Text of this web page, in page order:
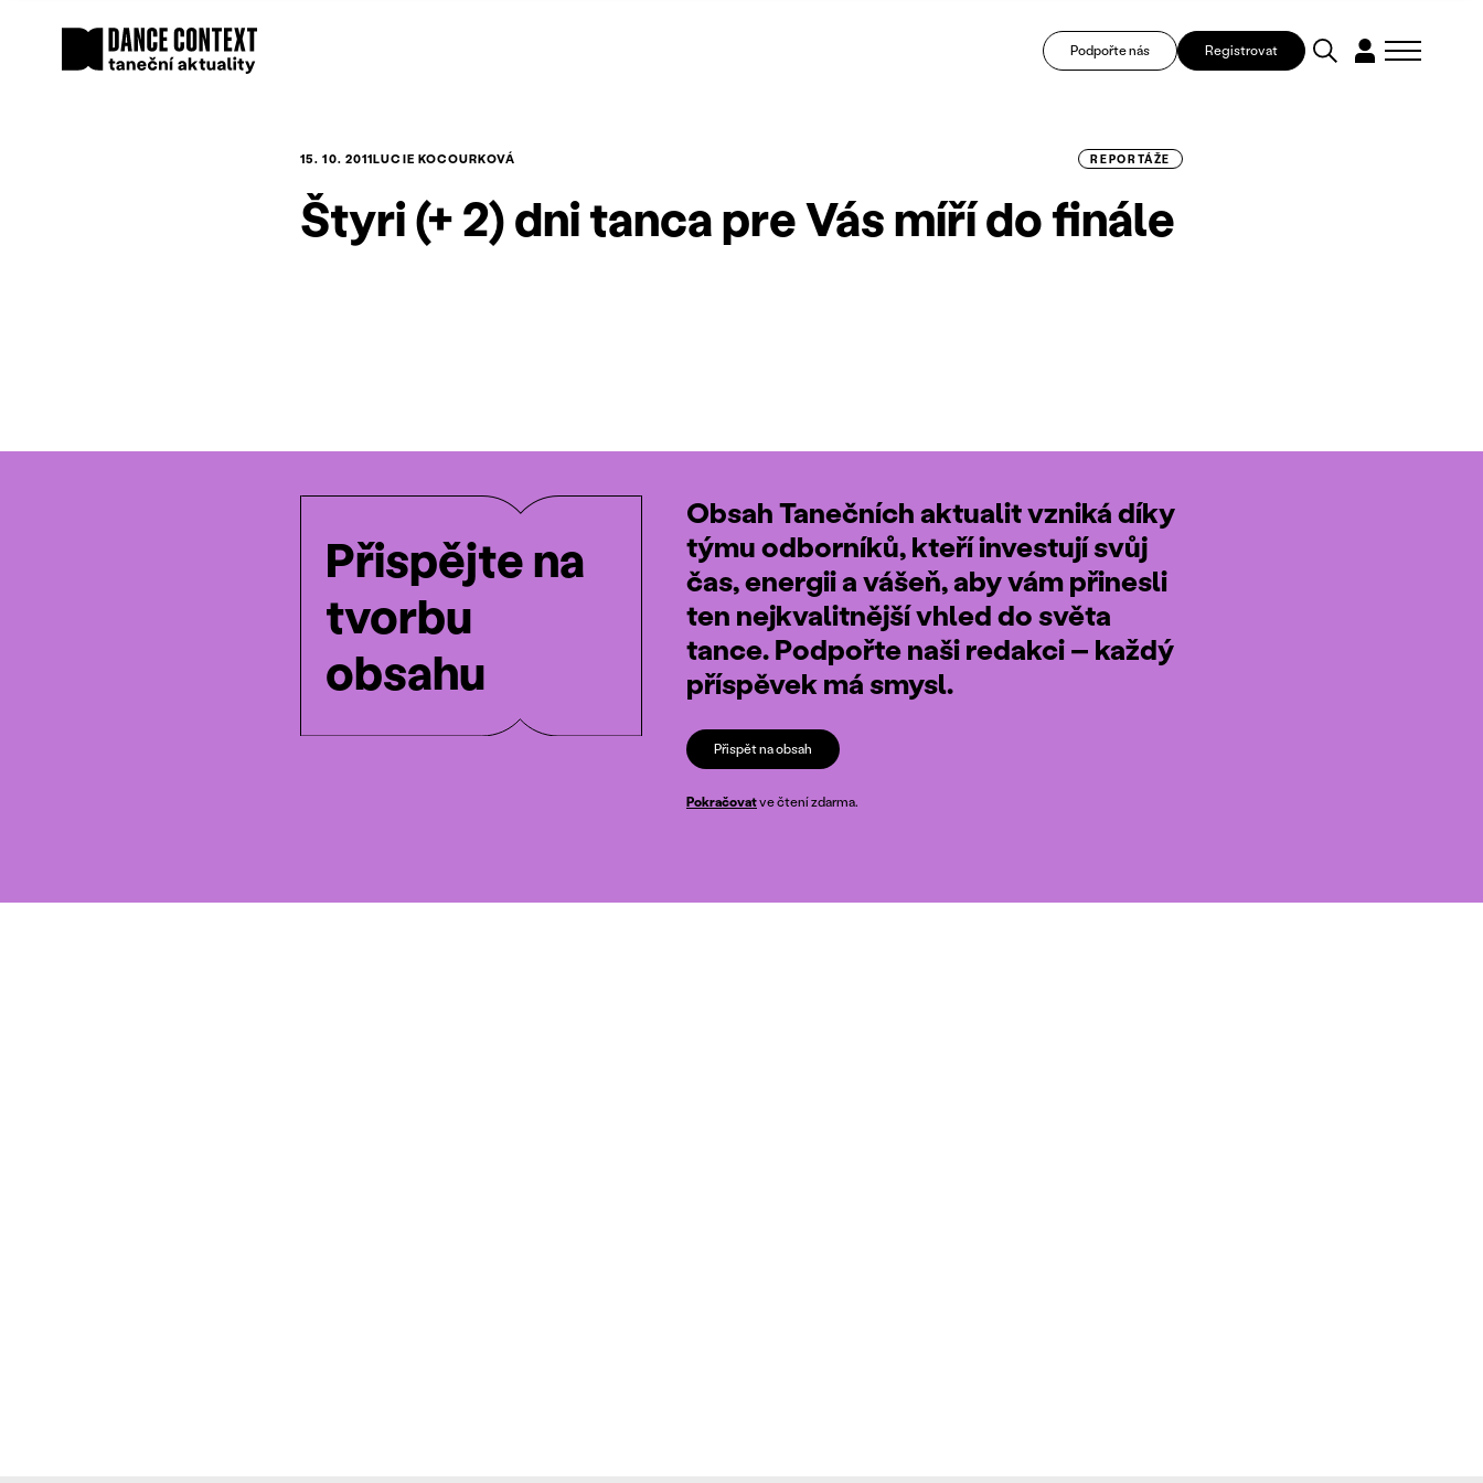
Podpořte nás Registrovat
15. 10. 2011LUCIE KOCOURKOVÁ REPORTÁŽE
Štyri (+ 2) dni tanca pre Vás míří do finále
Přispějte na
tvorbu
obsahu
Obsah Tanečních aktualit vzniká díky
týmu odborníků, kteří investují svůj
čas, energii a vášeň, aby vám přinesli
ten nejkvalitnější vhled do světa
tance. Podpořte naši redakci – každý
příspěvek má smysl.
Přispět na obsah
Pokračovatve čtení zdarma.